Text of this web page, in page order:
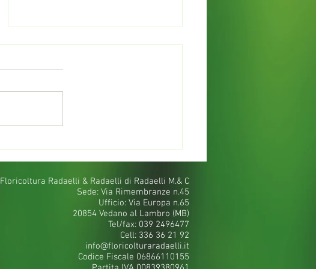
Floricoltura Radaelli & Radaelli di Radaelli M.& C
Sede: Via Rimembranze n.45
Ufficio: Via Europa n.65
20854 Vedano al Lambro (MB)
Tel/fax: 039 2496477
Cell: 336 36 21 92
info@floricolturaradaelli.it
Codice Fiscale 06866110155